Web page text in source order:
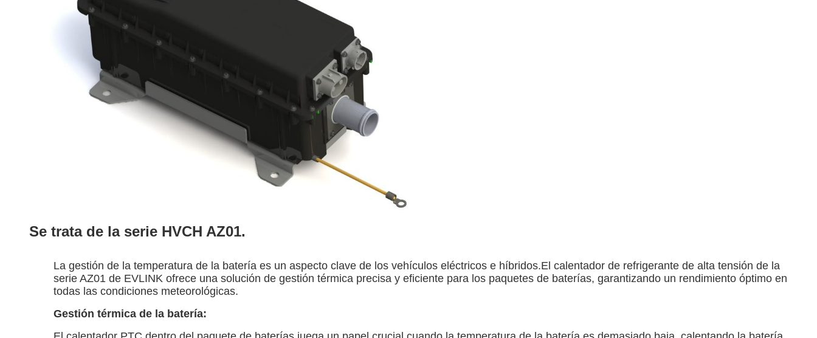
Se trata de la serie HVCH AZ01.
La gestión de la temperatura de la batería es un aspecto clave de los vehículos eléctricos e híbridos.El calentador de refrigerante de alta tensión de la
serie AZ01 de EVLINK ofrece una solución de gestión térmica precisa y eficiente para los paquetes de baterías, garantizando un rendimiento óptimo en
todas las condiciones meteorológicas.
Gestión térmica de la batería: